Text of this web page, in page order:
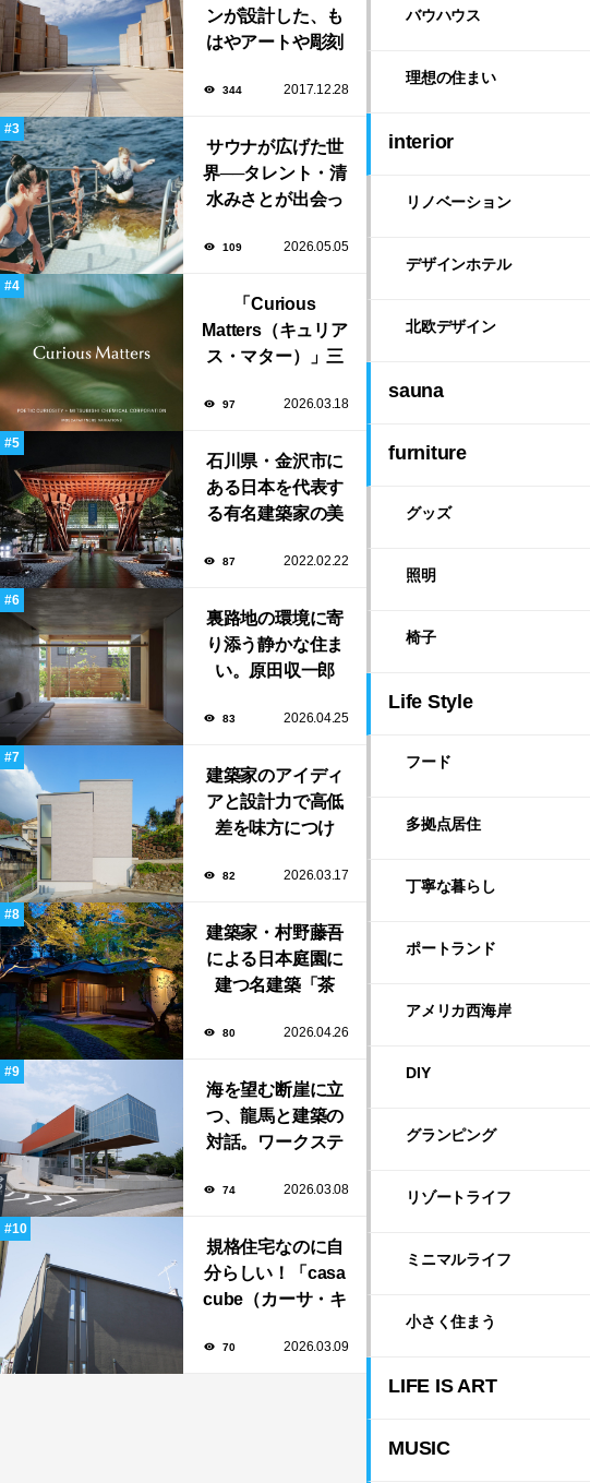
ンが設計した、も
はやアートや彫刻
研究所」。
344 2017.12.28
サウナが広げた世
界──タレント・清
水みさとが出会っ
き方
109 2026.05.05
「Curious
Matters（キュリア
ス・マター）」三
ティック・キュリ
グ。ミラノデザイ
ンウィーク2026で
初出展
97 2026.03.18
石川県・金沢市に
ある日本を代表す
る有名建築家の美
87 2022.02.22
裏路地の環境に寄
り添う静かな住ま
い。原田収一郎
手がけた「裏路地
83 2026.04.25
建築家のアイディ
アと設計力で高低
差を味方につけ
族の住まい「塔の
82 2026.03.17
建築家・村野藤吾
による日本庭園に
建つ名建築「茶
家「BAR茶寮」期
80 2026.04.26
海を望む断崖に立
つ、龍馬と建築の
対話。ワークステ
知県立坂本龍馬記
74 2026.03.08
規格住宅なのに自
分らしい！「casa
cube（カーサ・キ
タマイズと暮らし
70 2026.03.09
バウハウス
理想の住まい
interior
リノベーション
デザインホテル
北欧デザイン
sauna
furniture
グッズ
照明
椅子
Life Style
フード
多拠点居住
丁寧な暮らし
ポートランド
アメリカ西海岸
DIY
グランピング
リゾートライフ
ミニマルライフ
小さく住まう
LIFE IS ART
MUSIC